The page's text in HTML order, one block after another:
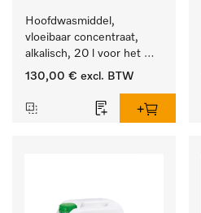
Hoofdwasmiddel,
vloeibaar concentraat,
alkalisch, 20 l voor het
reinigen van wit wasgoed
130,00 € excl. BTW